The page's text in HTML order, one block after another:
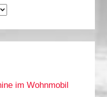
im Wohnmobil